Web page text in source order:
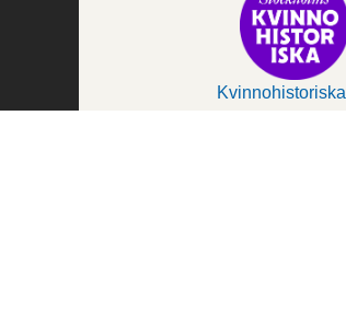
Kvinnohistoriska